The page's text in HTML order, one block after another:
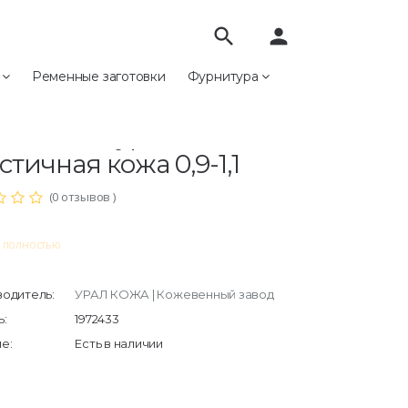
Ременные заготовки Фурнитура
search person
кожа 0,9-1,1
(0 отзывов )
полностью
УРАЛ КОЖА | Кожевенный завод
1972433
Есть в наличии